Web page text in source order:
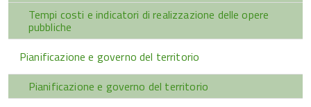
Tempi costi e indicatori di realizzazione delle opere
pubbliche
Pianificazione e governo del territorio
Pianificazione e governo del territorio